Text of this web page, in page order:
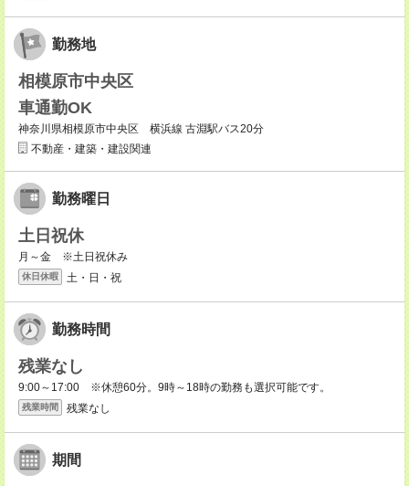
勤務地
相模原市中央区
車通勤OK
神奈川県相模原市中央区 横浜線 古淵駅バス20分
不動産・建築・建設関連
勤務曜日
土日祝休
月～金 ※土日祝休み
休日休暇 土・日・祝
勤務時間
残業なし
9:00～17:00 ※休憩60分。9時～18時の勤務も選択可能です。
残業時間 残業なし
期間